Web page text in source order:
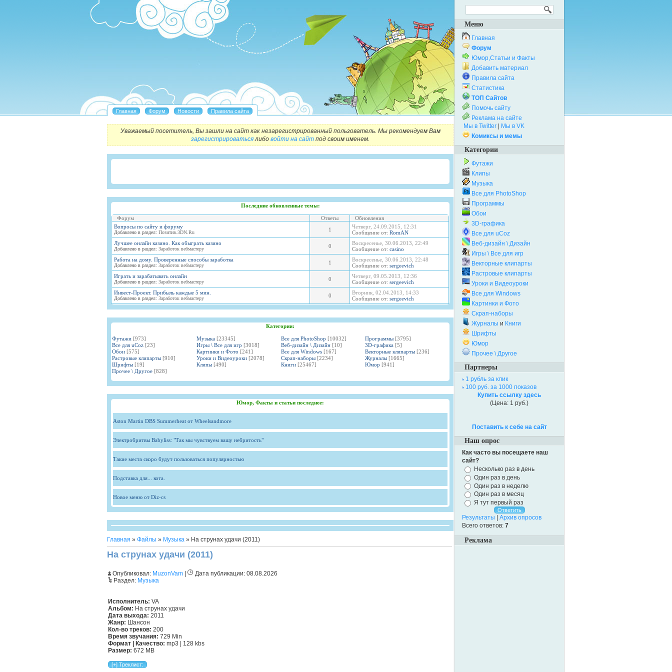
Уважаемый посетитель, Вы зашли на сайт как незарегистрированный пользователь. Мы рекомендуем Вам
зарегистрироватьсялибо войти на сайт под своим именем.
Последние обновленные темы:
Форум Ответы
Обновления
Вопросы по сайту и форуму
Добавлено в раздел: Позитив.3DN.Ru 1
Четверг, 24.09.2015, 12:31
Сообщение от: RomAN
Лучшее онлайн казино. Как обыграть казино
Добавлено в раздел: Заработок вебмастеру 0
Воскресенье, 30.06.2013, 22:49
Сообщение от: casino
Работа на дому. Проверенные способы заработка
Добавлено в раздел: Заработок вебмастеру 1
Воскресенье, 30.06.2013, 22:48
Сообщение от: sergeevich
Играть и зарабатывать онлайн
Добавлено в раздел: Заработок вебмастеру 0
Четверг, 09.05.2013, 12:36
Сообщение от: sergeevich
Инвест-Проект. Прибыль каждые 5 мин.
Добавлено в раздел: Заработок вебмастеру 0
Вторник, 02.04.2013, 14:33
Сообщение от: sergeevich
Категории:
Футажи [973] Музыка [23345] Все для PhotoShop [10032] Программы [3795]
Все для uCoz [23] Игры \ Все для игр [3018] Веб-дизайн \ Дизайн [10] 3D-графика [5]
Обои [575] Картинки и Фото [241] Все для Windows [167] Векторные клипарты [236]
Растровые клипарты [910] Уроки и Видеоуроки [2078] Скрап-наборы [2234] Журналы [1665]
Шрифты [19] Клипы [490] Книги [25467] Юмор [941]
Прочее \ Другое [828]
Юмор, Факты и статьи последнее:
Aston Martin DBS Summerheat от Wheelsandmore
Электробритвы Babyliss: "Так мы чувствуем вашу небритость"
Такие места скоро будут пользоваться популярностью
Подставка для... кота.
Новое меню от Diz-cs
Главная » Файлы » Музыка » На струнах удачи (2011)
На струнах удачи (2011)
Опубликовал: MuzonVam Дата публикации: 08.08.2026
Раздел: Музыка
Исполнитель: VA
Альбом: На струнах удачи
Дата выхода: 2011
Жанр: Шансон
Кол-во треков: 200
Время звучания: 729 Min
Формат | Качество: mp3 | 128 kbs
Размер: 672 MB
Меню
Главная
Форум
Юмор,Статьи и Факты
Добавить материал
Правила сайта
Статистика
ТОП Сайтов
Помочь сайту
Реклама на сайте
Мы в Twitter
Мы в VK
Комиксы и мемы
Категории
Футажи
Клипы
Музыка
Все для PhotoShop
Программы
Обои
3D-графика
Все для uCoz
Веб-дизайн \ Дизайн
Игры \ Все для игр
Векторные клипарты
Растровые клипарты
Уроки и Видеоуроки
Все для Windows
Картинки и Фото
Скрап-наборы
Журналы и Книги
Шрифты
Юмор
Прочее \ Другое
Партнеры
1 рубль за клик
100 руб. за 1000 показов
Купить ссылку здесь
(Цена: 1 руб.)
Поставить к себе на сайт
Наш опрос
Как часто вы посещаете наш
сайт?
Несколько раз в день
Один раз в день
Один раз в неделю
Один раз в месяц
Я тут первый раз
Результаты
Архив опросов
Всего ответов: 7
Реклама